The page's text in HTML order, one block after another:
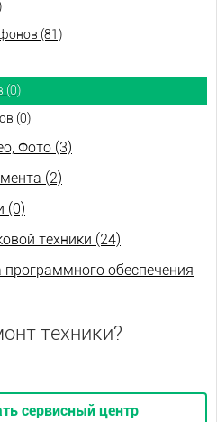
(81)
(0)
(0)
Фото (3)
(2)
(0)
техники (24)
программного обеспечения
техники?
сервисный центр